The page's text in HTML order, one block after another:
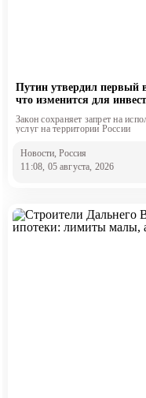
Путин утвердил первый
что изменится для
Закон сохраняет запрет на
услуг на территории России
Новости, Россия
11:08, 05 августа, 2026